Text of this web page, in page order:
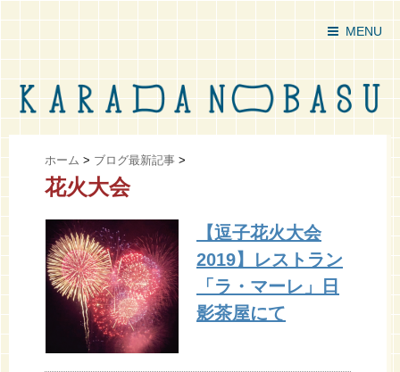
MENU
ホーム > ブログ最新記事 >
花火大会
【逗子花火大会
2019】レストラン
「ラ・マーレ」日
影茶屋にて